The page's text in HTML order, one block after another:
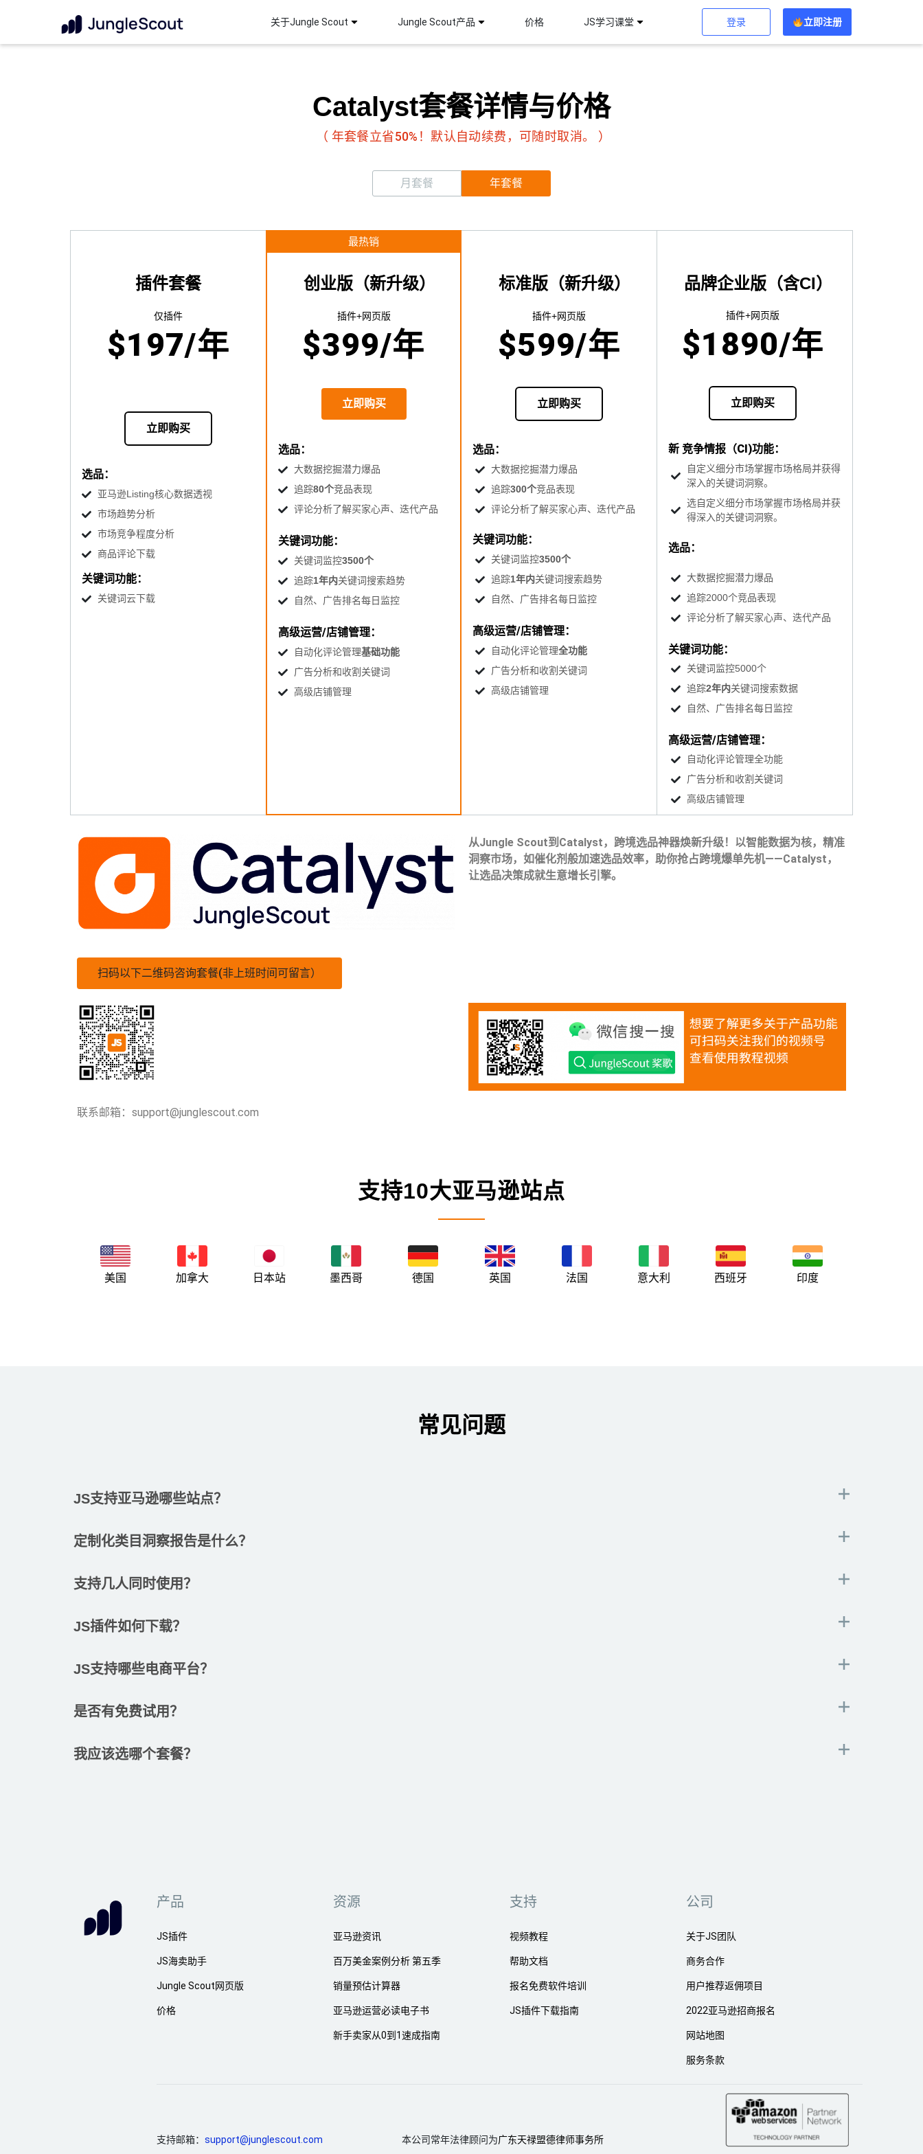
关于Jungle Scout Jungle Scout产品 价格 JS学习课堂 登录 立即注册
Catalyst套餐详情与价格
（ 年套餐立省50%！默认自动续费，可随时取消。 ）
月套餐 年套餐
插件套餐
仅插件
$197/年
立即购买
选品：
亚马逊Listing核心数据透视
市场趋势分析
市场竞争程度分析
商品评论下载
关键词功能：
关键词云下载
最热销
创业版（新升级）
插件+网页版
$399/年
立即购买
选品：
大数据挖掘潜力爆品
追踪80个竞品表现
评论分析了解买家心声、迭代产品
关键词功能：
关键词监控3500个
追踪1年内关键词搜索趋势
自然、广告排名每日监控
高级运营/店铺管理：
自动化评论管理基础功能
广告分析和收割关键词
高级店铺管理
标准版（新升级）
插件+网页版
$599/年
立即购买
选品：
大数据挖掘潜力爆品
追踪300个竞品表现
评论分析了解买家心声、迭代产品
关键词功能：
关键词监控3500个
追踪1年内关键词搜索趋势
自然、广告排名每日监控
高级运营/店铺管理：
自动化评论管理全功能
广告分析和收割关键词
高级店铺管理
品牌企业版（含CI）
插件+网页版
$1890/年
立即购买
新 竞争情报（CI)功能：
自定义细分市场掌握市场格局并获得
深入的关键词洞察。
选自定义细分市场掌握市场格局并获
得深入的关键词洞察。
选品：
大数据挖掘潜力爆品
追踪2000个竞品表现
评论分析了解买家心声、迭代产品
关键词功能：
关键词监控5000个
追踪2年内关键词搜索数据
自然、广告排名每日监控
高级运营/店铺管理：
自动化评论管理全功能
广告分析和收割关键词
高级店铺管理
从Jungle Scout到Catalyst，跨境选品神器焕新升级！以智能数据为核，精准
洞察市场，如催化剂般加速选品效率，助你抢占跨境爆单先机——Catalyst，
让选品决策成就生意增长引擎。
扫码以下二维码咨询套餐(非上班时间可留言）
联系邮箱：support@junglescout.com
支持10大亚马逊站点
美国 加拿大 日本站 墨西哥 德国 英国 法国 意大利 西班牙 印度
常见问题
JS支持亚马逊哪些站点？
定制化类目洞察报告是什么？
支持几人同时使用？
JS插件如何下载？
JS支持哪些电商平台？
是否有免费试用？
我应该选哪个套餐？
产品
JS插件
JS海卖助手
Jungle Scout网页版
价格
资源
亚马逊资讯
百万美金案例分析 第五季
销量预估计算器
亚马逊运营必读电子书
新手卖家从0到1速成指南
支持
视频教程
帮助文档
报名免费软件培训
JS插件下载指南
公司
关于JS团队
商务合作
用户推荐返佣项目
2022亚马逊招商报名
网站地图
服务条款
支持邮箱： support@junglescout.com 本公司常年法律顾问为广东天禄盟德律师事务所